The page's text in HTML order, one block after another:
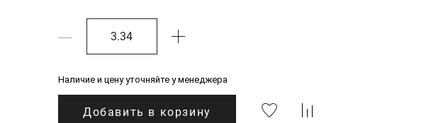
Наличие и цену уточняйте у менеджера
Добавить в корзину